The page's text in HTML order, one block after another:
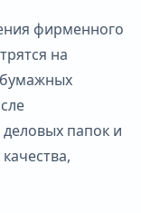
фирменного
на
бумажных
папок и